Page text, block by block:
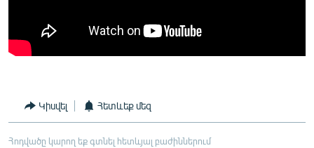
Կիսվել Հետևեք մեզ
Հոդվածը կարող եք գտնել հետևյալ բաժիններում